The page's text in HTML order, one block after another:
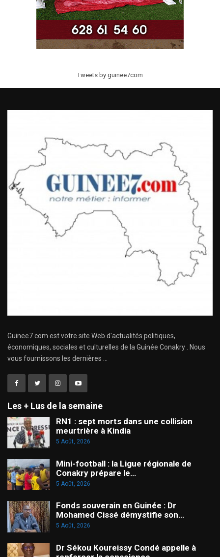
Tweets by guinee7com
Guinee7.com est votre site Web d'actualités politiques,
économiques, sociales et culturelles de la Guinée Conakry . Nous
vous fournissons les dernières ...
Les + Lus de la semaine
RN1 : sept morts dans une collision
meurtrière à Kindia
5 Août, 2026
Mini-football : la Ligue régionale de
Conakry prépare le…
5 Août, 2026
Fonds souverain en Guinée : Dr
Mohamed Cissé démystifie son…
5 Août, 2026
Dr Sékou Koureissy Condé appelle à